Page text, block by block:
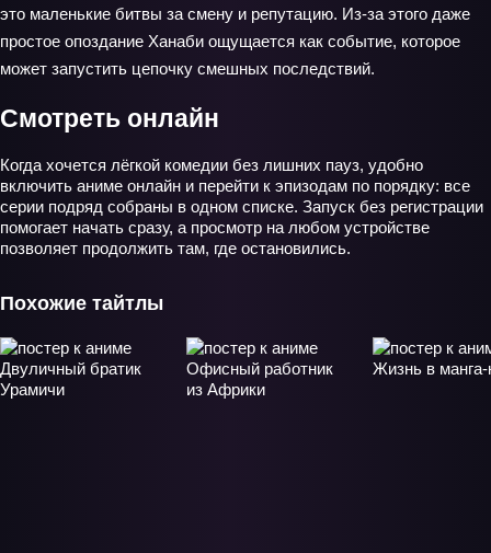
это маленькие битвы за смену и репутацию. Из-за этого даже
простое опоздание Ханаби ощущается как событие, которое
может запустить цепочку смешных последствий.
Смотреть онлайн
Когда хочется лёгкой комедии без лишних пауз, удобно
включить аниме онлайн и перейти к эпизодам по порядку: все
серии подряд собраны в одном списке. Запуск без регистрации
помогает начать сразу, а просмотр на любом устройстве
позволяет продолжить там, где остановились.
Похожие тайтлы